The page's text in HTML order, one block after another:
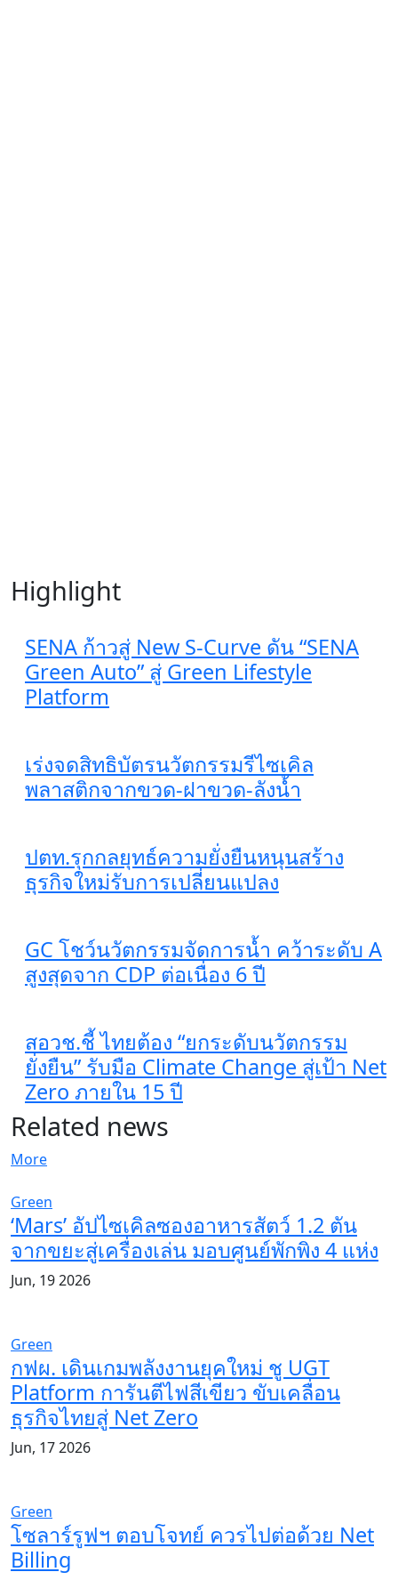
Highlight
SENA ก้าวสู่ New S-Curve ดัน “SENA
Green Auto” สู่ Green Lifestyle
Platform
เร่งจดสิทธิบัตรนวัตกรรมรีไซเคิล
พลาสติกจากขวด-ฝาขวด-ลังน้ำ
ปตท.รุกกลยุทธ์ความยั่งยืนหนุนสร้าง
ธุรกิจใหม่รับการเปลี่ยนแปลง
GC โชว์นวัตกรรมจัดการน้ำ คว้าระดับ A
สูงสุดจาก CDP ต่อเนื่อง 6 ปี
สอวช.ชี้ ไทยต้อง “ยกระดับนวัตกรรม
ยั่งยืน” รับมือ Climate Change สู่เป้า Net
Zero ภายใน 15 ปี
Related news
More
Green
‘Mars’ อัปไซเคิลซองอาหารสัตว์ 1.2 ตัน
จากขยะสู่เครื่องเล่น มอบศูนย์พักพิง 4 แห่ง
Jun, 19 2026
Green
กฟผ. เดินเกมพลังงานยุคใหม่ ชู UGT
Platform การันตีไฟสีเขียว ขับเคลื่อน
ธุรกิจไทยสู่ Net Zero
Jun, 17 2026
Green
โซลาร์รูฟฯ ตอบโจทย์ ควรไปต่อด้วย Net
Billing